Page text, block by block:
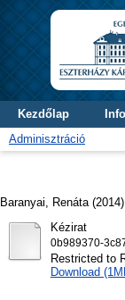
Kezdőlap
Adminisztráció
Baranyai, Renáta (2014)
Kézirat
0b989370-
Restricted to
Download